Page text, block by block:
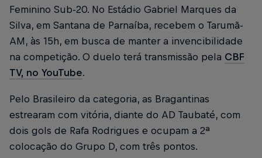
Feminino Sub-20. No Estádio Gabriel Marques da
Silva, em Santana de Parnaíba, recebem o Tarumã-
AM, às 15h, em busca de manter a invencibilidade
na competição. O duelo terá transmissão pela CBF
TV, no YouTube.
Pelo Brasileiro da categoria, as Bragantinas
estrearam com vitória, diante do AD Taubaté, com
dois gols de Rafa Rodrigues e ocupam a 2ª
colocação do Grupo D, com três pontos.